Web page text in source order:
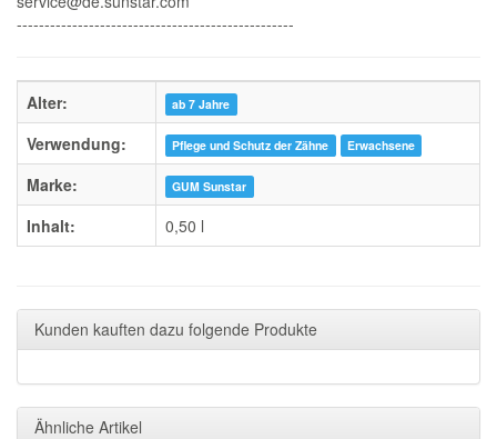
--------------------------------------------------
Alter: ab 7 Jahre
Verwendung: Pflege und Schutz der Zähne Erwachsene
Marke: GUM Sunstar
Inhalt: 0,50 l
Kunden kauften dazu folgende Produkte
Ähnliche Artikel